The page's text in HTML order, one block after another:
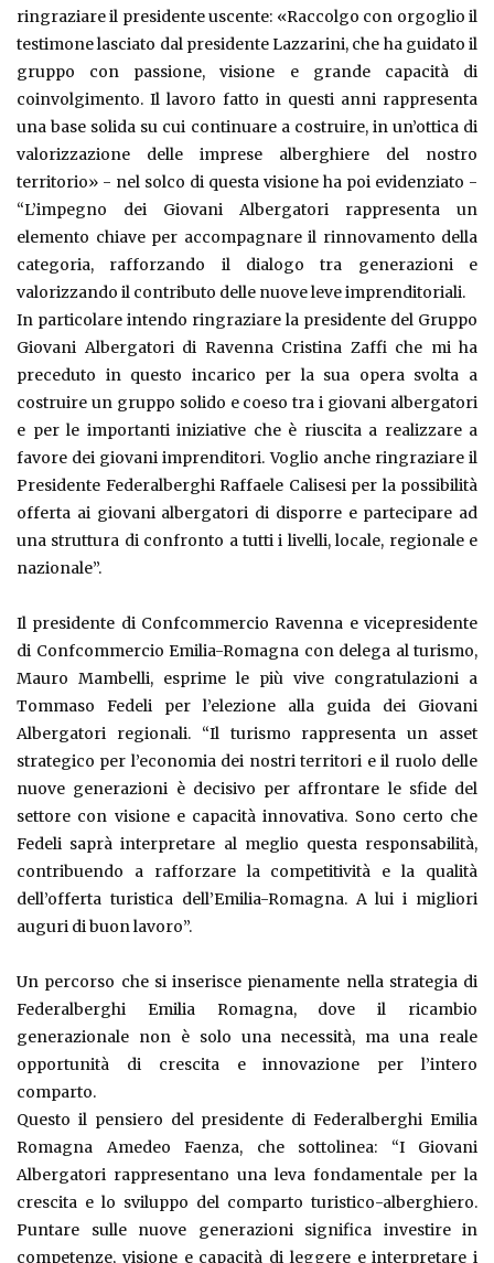
ringraziare il presidente uscente: «Raccolgo con orgoglio il
testimone lasciato dal presidente Lazzarini, che ha guidato il
gruppo con passione, visione e grande capacità di
coinvolgimento. Il lavoro fatto in questi anni rappresenta
una base solida su cui continuare a costruire, in un’ottica di
valorizzazione delle imprese alberghiere del nostro
territorio» - nel solco di questa visione ha poi evidenziato -
“L’impegno dei Giovani Albergatori rappresenta un
elemento chiave per accompagnare il rinnovamento della
categoria, rafforzando il dialogo tra generazioni e
valorizzando il contributo delle nuove leve imprenditoriali.
In particolare intendo ringraziare la presidente del Gruppo
Giovani Albergatori di Ravenna Cristina Zaffi che mi ha
preceduto in questo incarico per la sua opera svolta a
costruire un gruppo solido e coeso tra i giovani albergatori
e per le importanti iniziative che è riuscita a realizzare a
favore dei giovani imprenditori. Voglio anche ringraziare il
Presidente Federalberghi Raffaele Calisesi per la possibilità
offerta ai giovani albergatori di disporre e partecipare ad
una struttura di confronto a tutti i livelli, locale, regionale e
nazionale”.
Il presidente di Confcommercio Ravenna e vicepresidente
di Confcommercio Emilia-Romagna con delega al turismo,
Mauro Mambelli, esprime le più vive congratulazioni a
Tommaso Fedeli per l’elezione alla guida dei Giovani
Albergatori regionali. “Il turismo rappresenta un asset
strategico per l’economia dei nostri territori e il ruolo delle
nuove generazioni è decisivo per affrontare le sfide del
settore con visione e capacità innovativa. Sono certo che
Fedeli saprà interpretare al meglio questa responsabilità,
contribuendo a rafforzare la competitività e la qualità
dell’offerta turistica dell’Emilia-Romagna. A lui i migliori
auguri di buon lavoro”.
Un percorso che si inserisce pienamente nella strategia di
Federalberghi Emilia Romagna, dove il ricambio
generazionale non è solo una necessità, ma una reale
opportunità di crescita e innovazione per l’intero
comparto.
Questo il pensiero del presidente di Federalberghi Emilia
Romagna Amedeo Faenza, che sottolinea: “I Giovani
Albergatori rappresentano una leva fondamentale per la
crescita e lo sviluppo del comparto turistico-alberghiero.
Puntare sulle nuove generazioni significa investire in
competenze, visione e capacità di leggere e interpretare i